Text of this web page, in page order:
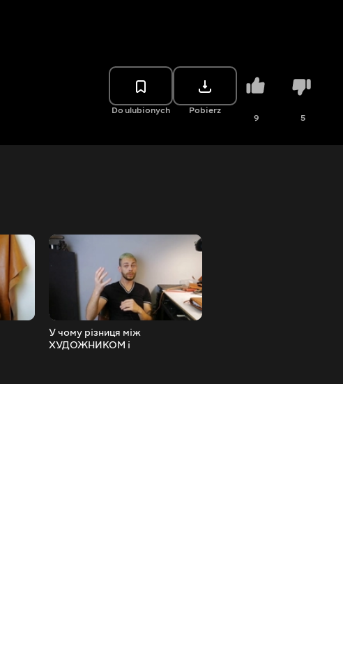
Do ulubionych Pobierz
9 5
У чому різниця між
ХУДОЖНИКОМ і